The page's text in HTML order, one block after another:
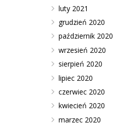
luty 2021
grudzień 2020
październik 2020
wrzesień 2020
sierpień 2020
lipiec 2020
czerwiec 2020
kwiecień 2020
marzec 2020